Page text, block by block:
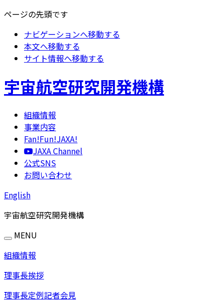
ページの先頭です
ナビゲーションへ移動する
本文へ移動する
サイト情報へ移動する
宇宙航空研究開発機構
組織情報
事業内容
Fan!Fun!JAXA!
JAXA Channel
公式SNS
お問い合わせ
English
宇宙航空研究開発機構
MENU
組織情報
理事長挨拶
理事長定例記者会見